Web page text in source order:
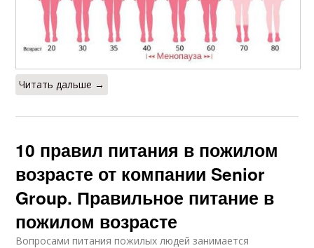
Читать дальше →
10 правил питания в пожилом
возрасте от компании Senior
Group. Правильное питание в
пожилом возрасте
Вопросами питания пожилых людей занимается